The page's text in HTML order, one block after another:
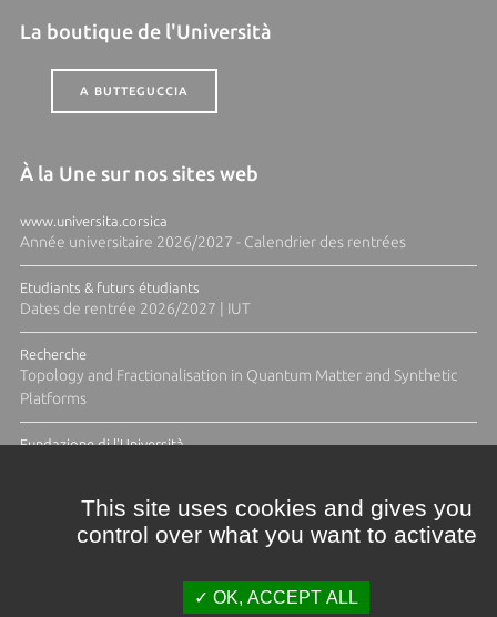
La boutique de l'Università
A BUTTEGUCCIA
À la Une sur nos sites web
www.universita.corsica
Année universitaire 2026/2027 - Calendrier des rentrées
Etudiants & futurs étudiants
Dates de rentrée 2026/2027 | IUT
Recherche
Topology and Fractionalisation in Quantum Matter and Synthetic
Platforms
Fundazione di l'Università
This site uses cookies and gives you
control over what you want to activate
OK, ACCEPT ALL